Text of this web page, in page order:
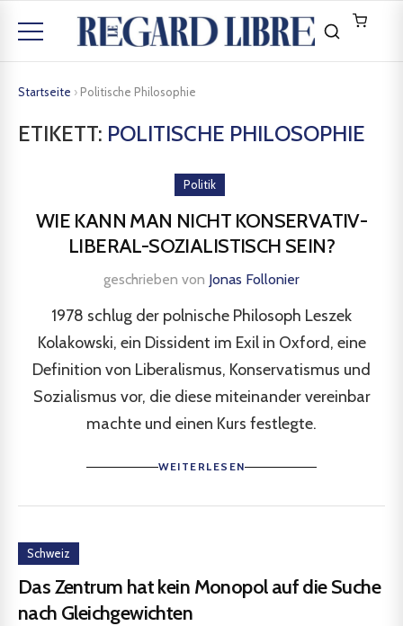
Startseite › Politische Philosophie
ETIKETT: POLITISCHE PHILOSOPHIE
Politik
WIE KANN MAN NICHT KONSERVATIV-
LIBERAL-SOZIALISTISCH SEIN?
geschrieben von Jonas Follonier
1978 schlug der polnische Philosoph Leszek
Kolakowski, ein Dissident im Exil in Oxford, eine
Definition von Liberalismus, Konservatismus und
Sozialismus vor, die diese miteinander vereinbar
machte und einen Kurs festlegte.
WEITERLESEN
Schweiz
Das Zentrum hat kein Monopol auf die Suche
nach Gleichgewichten